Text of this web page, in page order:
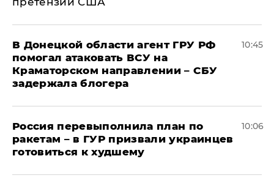
В Донецкой области агент ГРУ РФ
помогал атаковать ВСУ на
Краматорском направлении – СБУ
задержала блогера
10:45
Россия перевыполнила план по
ракетам – в ГУР призвали украинцев
готовиться к худшему
10:06